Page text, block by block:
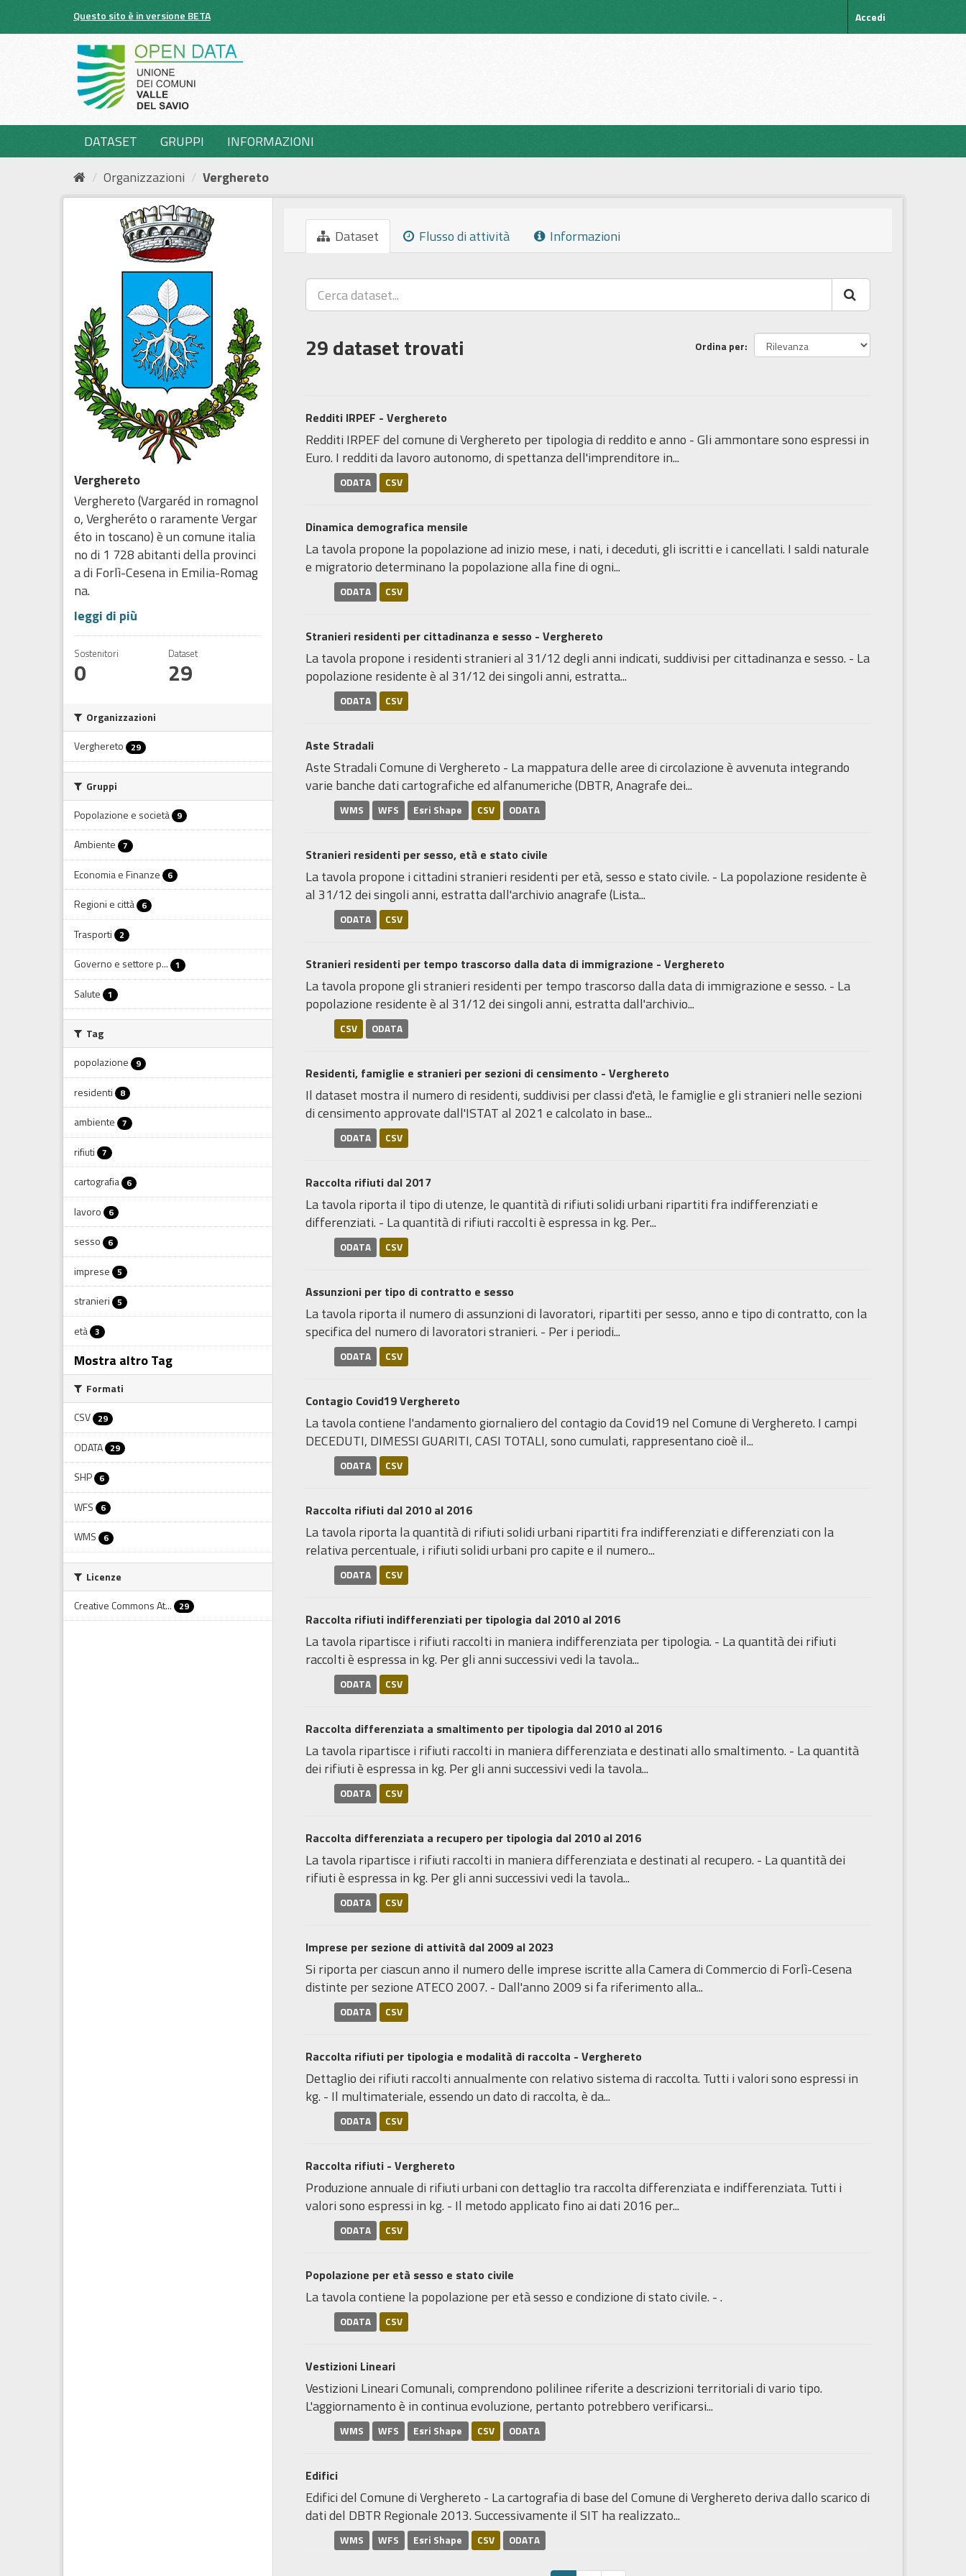
Questo sito è in versione BETA Accedi
DATASET GRUPPI
INFORMAZIONI
Organizzazioni
Verghereto
Verghereto
Verghereto (Vargaréd in romagnol
o, Vergheréto o raramente Vergar
éto in toscano) è un comune italia
no di 1 728 abitanti della provinci
a di Forlì-Cesena in Emilia-Romag
na.
leggi di più
Sostenitori
0
Dataset
29
Organizzazioni
Verghereto
29
Gruppi
Popolazione e società 9
Ambiente 7
Economia e Finanze 6
Regioni e città 6
Trasporti 2
Governo e settore p... 1
Salute 1
Tag
popolazione
9
residenti 8
ambiente 7
rifiuti 7
cartografia 6
lavoro 6
sesso 6
imprese 5
stranieri 5
età 3
Mostra altro Tag
Formati
CSV 29
ODATA 29
SHP 6
WFS 6
WMS 6
Licenze
Creative Commons At...
29
Dataset Flusso di attività Informazioni
Ordina per
29 dataset trovati
Redditi IRPEF - Verghereto
Redditi IRPEF del comune di Verghereto per tipologia di reddito e anno - Gli ammontare sono espressi in
Euro. I redditi da lavoro autonomo, di spettanza dell'imprenditore in...
ODATA CSV
Dinamica demografica mensile
La tavola propone la popolazione ad inizio mese, i nati, i deceduti, gli iscritti e i cancellati. I saldi naturale
e migratorio determinano la popolazione alla fine di ogni...
ODATA CSV
Stranieri residenti per cittadinanza e sesso - Verghereto
La tavola propone i residenti stranieri al 31/12 degli anni indicati, suddivisi per cittadinanza e sesso. - La
popolazione residente è al 31/12 dei singoli anni, estratta...
ODATA CSV
Aste Stradali
Aste Stradali Comune di Verghereto - La mappatura delle aree di circolazione è avvenuta integrando
varie banche dati cartografiche ed alfanumeriche (DBTR, Anagrafe dei...
WMS WFS Esri Shape CSV ODATA
Stranieri residenti per sesso, età e stato civile
La tavola propone i cittadini stranieri residenti per età, sesso e stato civile. - La popolazione residente è
al 31/12 dei singoli anni, estratta dall'archivio anagrafe (Lista...
ODATA CSV
Stranieri residenti per tempo trascorso dalla data di immigrazione - Verghereto
La tavola propone gli stranieri residenti per tempo trascorso dalla data di immigrazione e sesso. - La
popolazione residente è al 31/12 dei singoli anni, estratta dall'archivio...
CSV ODATA
Residenti, famiglie e stranieri per sezioni di censimento - Verghereto
Il dataset mostra il numero di residenti, suddivisi per classi d'età, le famiglie e gli stranieri nelle sezioni
di censimento approvate dall'ISTAT al 2021 e calcolato in base...
ODATA CSV
Raccolta rifiuti dal 2017
La tavola riporta il tipo di utenze, le quantità di rifiuti solidi urbani ripartiti fra indifferenziati e
differenziati. - La quantità di rifiuti raccolti è espressa in kg. Per...
ODATA CSV
Assunzioni per tipo di contratto e sesso
La tavola riporta il numero di assunzioni di lavoratori, ripartiti per sesso, anno e tipo di contratto, con la
specifica del numero di lavoratori stranieri. - Per i periodi...
ODATA CSV
Contagio Covid19 Verghereto
La tavola contiene l'andamento giornaliero del contagio da Covid19 nel Comune di Verghereto. I campi
DECEDUTI, DIMESSI GUARITI, CASI TOTALI, sono cumulati, rappresentano cioè il...
ODATA CSV
Raccolta rifiuti dal 2010 al 2016
La tavola riporta la quantità di rifiuti solidi urbani ripartiti fra indifferenziati e differenziati con la
relativa percentuale, i rifiuti solidi urbani pro capite e il numero...
ODATA CSV
Raccolta rifiuti indifferenziati per tipologia dal 2010 al 2016
La tavola ripartisce i rifiuti raccolti in maniera indifferenziata per tipologia. - La quantità dei rifiuti
raccolti è espressa in kg. Per gli anni successivi vedi la tavola...
ODATA CSV
Raccolta differenziata a smaltimento per tipologia dal 2010 al 2016
La tavola ripartisce i rifiuti raccolti in maniera differenziata e destinati allo smaltimento. - La quantità
dei rifiuti è espressa in kg. Per gli anni successivi vedi la tavola...
ODATA CSV
Raccolta differenziata a recupero per tipologia dal 2010 al 2016
La tavola ripartisce i rifiuti raccolti in maniera differenziata e destinati al recupero. - La quantità dei
rifiuti è espressa in kg. Per gli anni successivi vedi la tavola...
ODATA CSV
Imprese per sezione di attività dal 2009 al 2023
Si riporta per ciascun anno il numero delle imprese iscritte alla Camera di Commercio di Forlì-Cesena
distinte per sezione ATECO 2007. - Dall'anno 2009 si fa riferimento alla...
ODATA CSV
Raccolta rifiuti per tipologia e modalità di raccolta - Verghereto
Dettaglio dei rifiuti raccolti annualmente con relativo sistema di raccolta. Tutti i valori sono espressi in
kg. - Il multimateriale, essendo un dato di raccolta, è da...
ODATA CSV
Raccolta rifiuti - Verghereto
Produzione annuale di rifiuti urbani con dettaglio tra raccolta differenziata e indifferenziata. Tutti i
valori sono espressi in kg. - Il metodo applicato fino ai dati 2016 per...
ODATA CSV
Popolazione per età sesso e stato civile
La tavola contiene la popolazione per età sesso e condizione di stato civile. - .
ODATA CSV
Vestizioni Lineari
Vestizioni Lineari Comunali, comprendono polilinee riferite a descrizioni territoriali di vario tipo.
L'aggiornamento è in continua evoluzione, pertanto potrebbero verificarsi...
WMS WFS Esri Shape CSV ODATA
Edifici
Edifici del Comune di Verghereto - La cartografia di base del Comune di Verghereto deriva dallo scarico di
dati del DBTR Regionale 2013. Successivamente il SIT ha realizzato...
WMS WFS Esri Shape CSV ODATA